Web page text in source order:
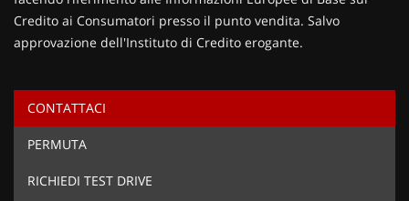
Ho letto e accettol'informativa privacy*
Acconsento al trattamento dei miei dati per finalità di
Credito ai Consumatori presso il punto vendita. Salvo
approvazione dell'Instituto di Credito erogante.
CONTATTACI
PERMUTA
RICHIEDI TEST DRIVE